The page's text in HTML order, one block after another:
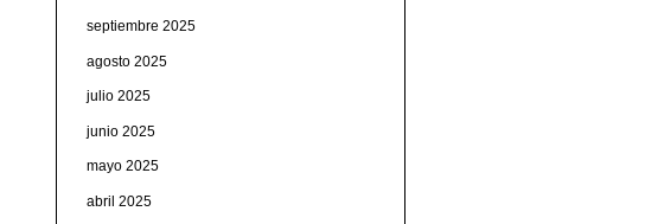
septiembre 2025
agosto 2025
julio 2025
junio 2025
mayo 2025
abril 2025